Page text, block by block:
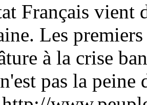
Français
Les
à la crise
pas la peine